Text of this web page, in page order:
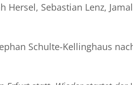
Hersel, Sebastian Lenz,
Schulte-Kellinghaus